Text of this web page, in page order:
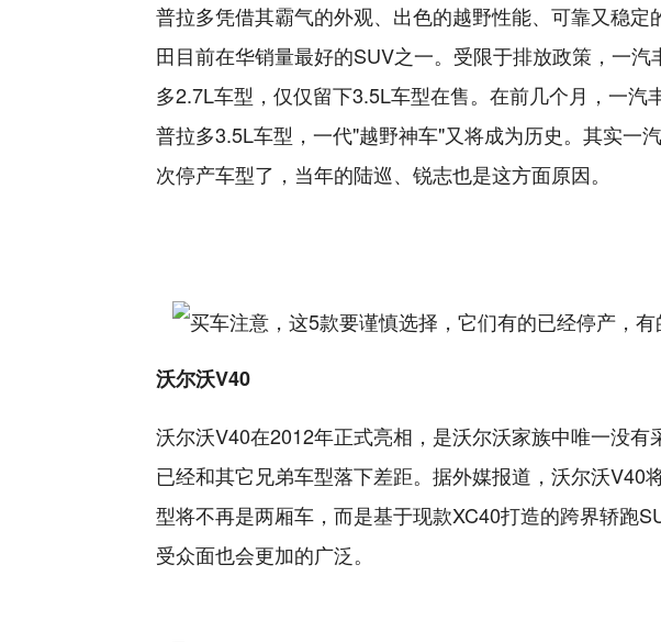
普拉多凭借其霸气的外观、出色的越野性能、可靠又稳
田目前在华销量最好的SUV之一。受限于排放政策，一
多2.7L车型，仅仅留下3.5L车型在售。在前几个月，一汽
普拉多3.5L车型，一代"越野神车"又将成为历史。其实一
次停产车型了，当年的陆巡、锐志也是这方面原因。
沃尔沃V40
沃尔沃V40在2012年正式亮相，是沃尔沃家族中唯一没有
已经和其它兄弟车型落下差距。据外媒报道，沃尔沃V40
型将不再是两厢车，而是基于现款XC40打造的跨界轿跑
受众面也会更加的广泛。